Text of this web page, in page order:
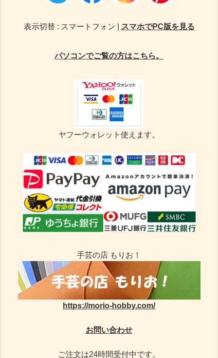
表示切替 : スマートフォン | スマホでPC版を見る
パソコンでご覧の方はこちら。
ヤフーウォレット使えます。
手芸の店 もりお！
https://morio-hobby.com/
お問い合わせ
ご注文は24時間受付中です。